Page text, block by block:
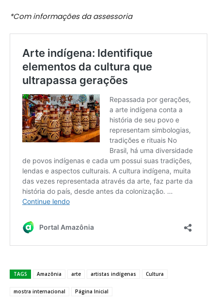
*Com informações da assessoria
TAGS Amazônia arte artistas indígenas Cultura
mostra internacional Página Inicial